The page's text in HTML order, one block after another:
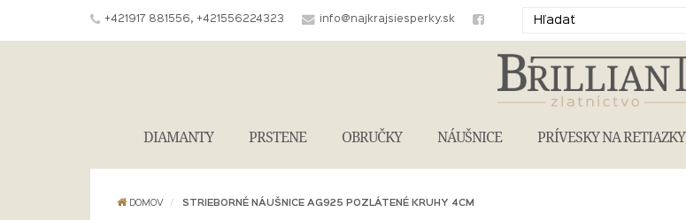
+421917 881556, +421556224323 info@najkrajsiesperky.sk
DIAMANTY PRSTENE OBRUČKY NÁUŠNICE PRÍVESKY NA RETIAZKY
DOMOV STRIEBORNÉ NÁUŠNICE AG925 POZLÁTENÉ KRUHY 4CM